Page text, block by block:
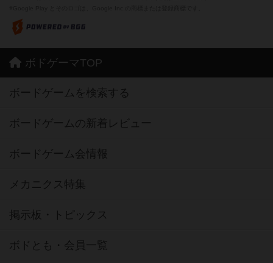
ボドゲーマTOP
ボードゲームを検索する
ボードゲームの新着レビュー
ボードゲーム会情報
メカニクス特集
掲示板・トピックス
ボドとも・会員一覧